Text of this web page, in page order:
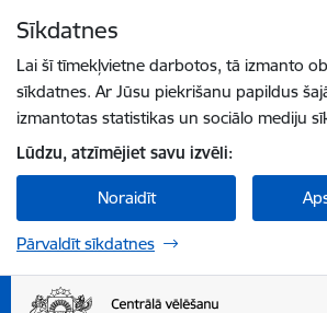
Sīkdatnes
Lai šī tīmekļvietne darbotos, tā izmanto
sīkdatnes. Ar Jūsu piekrišanu papildus
izmantotas statistikas un sociālo mediju
Lūdzu, atzīmējiet savu izvēli:
Noraidīt
Pārvaldīt sīkdatnes